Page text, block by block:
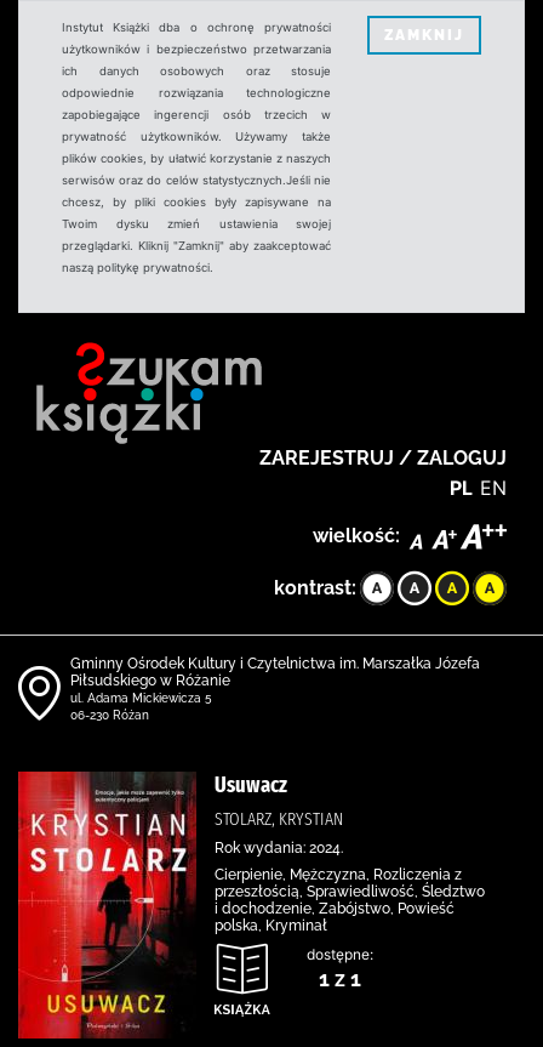
Instytut Książki dba o ochronę prywatności
użytkowników i bezpieczeństwo przetwarzania
ich danych osobowych oraz stosuje
odpowiednie rozwiązania technologiczne
zapobiegające ingerencji osób trzecich w
prywatność użytkowników. Używamy także
plików cookies, by ułatwić korzystanie z naszych
serwisów oraz do celów statystycznych.Jeśli nie
chcesz, by pliki cookies były zapisywane na
Twoim dysku zmień ustawienia swojej
przeglądarki. Kliknij "Zamknij" aby zaakceptować
naszą politykę prywatności.
ZAMKNIJ
ZAREJESTRUJ / ZALOGUJ
PL EN
wielkość:
kontrast:
Gminny Ośrodek Kultury i Czytelnictwa im. Marszałka Józefa
Piłsudskiego w Różanie
ul. Adama Mickiewicza 5
06-230 Różan
Usuwacz
STOLARZ, KRYSTIAN
Rok wydania: 2024.
Cierpienie, Mężczyzna, Rozliczenia z
przeszłością, Sprawiedliwość, Śledztwo
i dochodzenie, Zabójstwo, Powieść
polska, Kryminał
dostępne:
1 z 1